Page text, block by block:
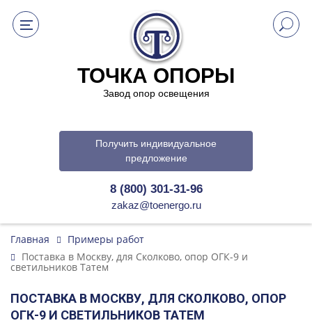
ТОЧКА ОПОРЫ
Завод опор освещения
Получить индивидуальное
предложение
8 (800) 301-31-96
zakaz@toenergo.ru
Главная
Примеры работ
Поставка в Москву, для Сколково, опор ОГК-9 и
светильников Татем
ПОСТАВКА В МОСКВУ, ДЛЯ СКОЛКОВО, ОПОР
ОГК-9 И СВЕТИЛЬНИКОВ ТАТЕМ